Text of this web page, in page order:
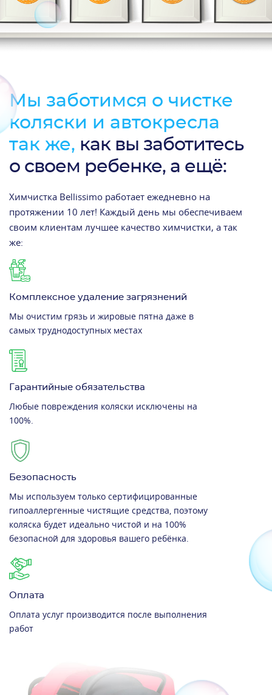
Мы заботимся о чистке
коляски и автокресла
так же, как вы заботитесь
о своем ребенке, а ещё:
Химчистка Bellissimo работает ежедневно на
протяжении 10 лет! Каждый день мы обеспечиваем
своим клиентам лучшее качество химчистки, а так
же:
Комплексное удаление загрязнений
Мы очистим грязь и жировые пятна даже в
самых труднодоступных местах
Гарантийные обязательства
Любые повреждения коляски исключены на
100%.
Безопасность
Мы используем только сертифицированные
гипоаллергенные чистящие средства, поэтому
коляска будет идеально чистой и на 100%
безопасной для здоровья вашего ребёнка.
Оплата
Оплата услуг производится после выполнения
работ